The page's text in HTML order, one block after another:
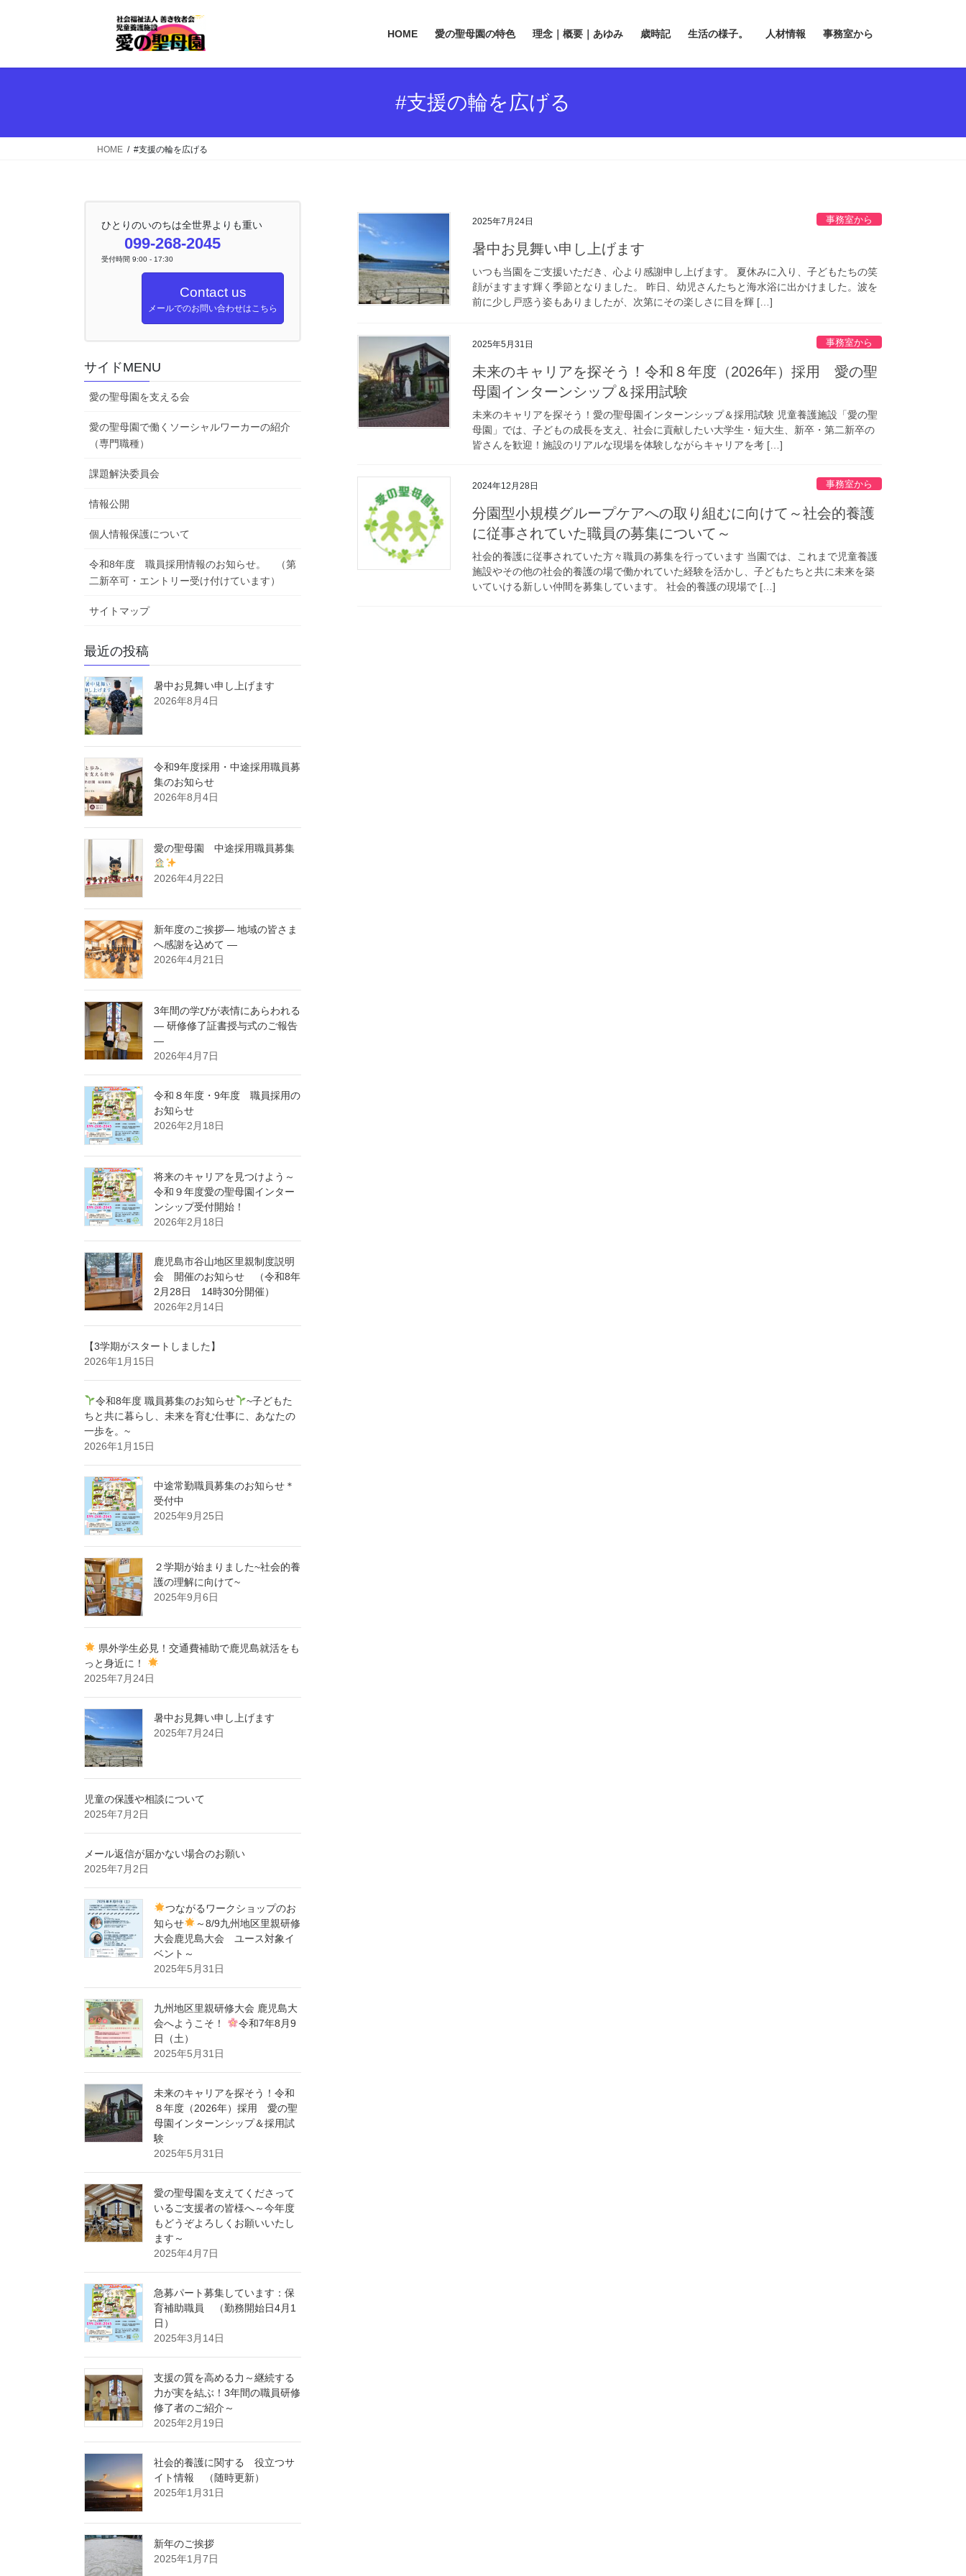
HOME 愛の聖母園の特色 理念｜概要｜あゆみ 歳時記 生活の様子。 人材情報 事務室から
#支援の輪を広げる
HOME #支援の輪を広げる
2025年7月24日 事務室から
暑中お見舞い申し上げます
いつも当園をご支援いただき、心より感謝申し上げます。 夏休みに入り、子どもたちの笑
顔がますます輝く季節となりました。 昨日、幼児さんたちと海水浴に出かけました。波を
前に少し戸惑う姿もありましたが、次第にその楽しさに目を輝 […]
2025年5月31日 事務室から
未来のキャリアを探そう！令和８年度（2026年）採用 愛の聖
母園インターンシップ＆採用試験
未来のキャリアを探そう！愛の聖母園インターンシップ＆採用試験 児童養護施設「愛の聖
母園」では、子どもの成長を支え、社会に貢献したい大学生・短大生、新卒・第二新卒の
皆さんを歓迎！施設のリアルな現場を体験しながらキャリアを考 […]
2024年12月28日 事務室から
分園型小規模グループケアへの取り組むに向けて～社会的養護
に従事されていた職員の募集について～
社会的養護に従事されていた方々職員の募集を行っています 当園では、これまで児童養護
施設やその他の社会的養護の場で働かれていた経験を活かし、子どもたちと共に未来を築
いていける新しい仲間を募集しています。 社会的養護の現場で […]
ひとりのいのちは全世界よりも重い
099-268-2045
受付時間 9:00 - 17:30
Contact us
メールでのお問い合わせはこちら
サイドMENU
愛の聖母園を支える会
愛の聖母園で働くソーシャルワーカーの紹介
（専門職種）
課題解決委員会
情報公開
個人情報保護について
令和8年度 職員採用情報のお知らせ。 （第
二新卒可・エントリー受け付けています）
サイトマップ
最近の投稿
暑中お見舞い申し上げます
2026年8月4日
令和9年度採用・中途採用職員募
集のお知らせ
2026年8月4日
愛の聖母園 中途採用職員募集
2026年4月22日
新年度のご挨拶― 地域の皆さま
へ感謝を込めて ―
2026年4月21日
3年間の学びが表情にあらわれる
― 研修修了証書授与式のご報告
―
2026年4月7日
令和８年度・9年度 職員採用の
お知らせ
2026年2月18日
将来のキャリアを見つけよう～
令和９年度愛の聖母園インター
ンシップ受付開始！
2026年2月18日
鹿児島市谷山地区里親制度説明
会 開催のお知らせ （令和8年
2月28日 14時30分開催）
2026年2月14日
【3学期がスタートしました】
2026年1月15日
令和8年度 職員募集のお知らせ
~子どもた
ちと共に暮らし、未来を育む仕事に、あなたの
一歩を。~
2026年1月15日
中途常勤職員募集のお知らせ＊
受付中
2025年9月25日
２学期が始まりました~社会的養
護の理解に向けて~
2025年9月6日
県外学生必見！交通費補助で鹿児島就活をも
っと身近に！
2025年7月24日
暑中お見舞い申し上げます
2025年7月24日
児童の保護や相談について
2025年7月2日
メール返信が届かない場合のお願い
2025年7月2日
つながるワークショップのお
知らせ
～8/9九州地区里親研修
大会鹿児島大会 ユース対象イ
ベント～
2025年5月31日
九州地区里親研修大会 鹿児島大
会へようこそ！
令和7年8月9
日（土）
2025年5月31日
未来のキャリアを探そう！令和
８年度（2026年）採用 愛の聖
母園インターンシップ＆採用試
験
2025年5月31日
愛の聖母園を支えてくださって
いるご支援者の皆様へ～今年度
もどうぞよろしくお願いいたし
ます～
2025年4月7日
急募パート募集しています：保
育補助職員 （勤務開始日4月1
日）
2025年3月14日
支援の質を高める力～継続する
力が実を結ぶ！3年間の職員研修
修了者のご紹介～
2025年2月19日
社会的養護に関する 役立つサ
イト情報 （随時更新）
2025年1月31日
新年のご挨拶
2025年1月7日